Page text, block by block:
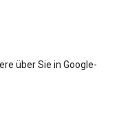
über Sie in Google-